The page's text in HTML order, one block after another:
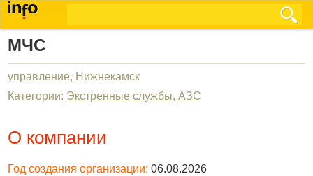
МЧС
управление, Нижнекамск
Категории: Экстренные службы, АЗС
О компании
Год создания организации: 06.08.2026